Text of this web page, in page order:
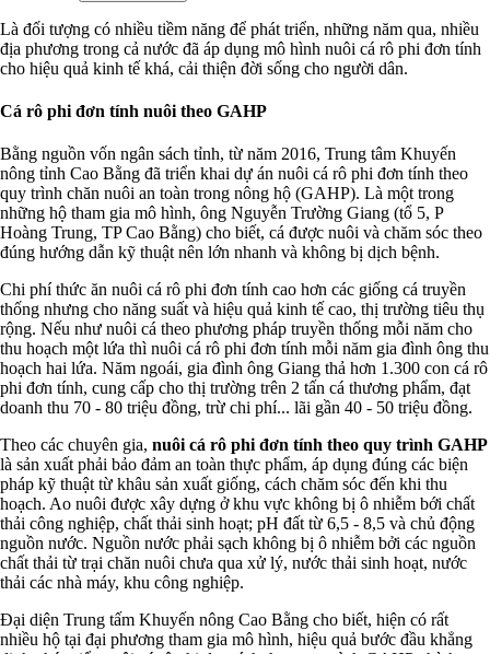
Là đối tượng có nhiều tiềm năng để phát triển, những năm qua, nhiều
địa phương trong cả nước đã áp dụng mô hình nuôi cá rô phi đơn tính
cho hiệu quả kinh tế khá, cải thiện đời sống cho người dân.
Cá rô phi đơn tính nuôi theo GAHP
Bằng nguồn vốn ngân sách tỉnh, từ năm 2016, Trung tâm Khuyến
nông tỉnh Cao Bằng đã triển khai dự án nuôi cá rô phi đơn tính theo
quy trình chăn nuôi an toàn trong nông hộ (GAHP). Là một trong
những hộ tham gia mô hình, ông Nguyễn Trường Giang (tổ 5, P
Hoàng Trung, TP Cao Bằng) cho biết, cá được nuôi và chăm sóc theo
đúng hướng dẫn kỹ thuật nên lớn nhanh và không bị dịch bệnh.
Chi phí thức ăn nuôi cá rô phi đơn tính cao hơn các giống cá truyền
thống nhưng cho năng suất và hiệu quả kinh tế cao, thị trường tiêu thụ
rộng. Nếu như nuôi cá theo phương pháp truyền thống mỗi năm cho
thu hoạch một lứa thì nuôi cá rô phi đơn tính mỗi năm gia đình ông thu
hoạch hai lứa. Năm ngoái, gia đình ông Giang thả hơn 1.300 con cá rô
phi đơn tính, cung cấp cho thị trường trên 2 tấn cá thương phẩm, đạt
doanh thu 70 - 80 triệu đồng, trừ chi phí... lãi gần 40 - 50 triệu đồng.
Theo các chuyên gia, nuôi cá rô phi đơn tính theo quy trình GAHP
là sản xuất phải bảo đảm an toàn thực phẩm, áp dụng đúng các biện
pháp kỹ thuật từ khâu sản xuất giống, cách chăm sóc đến khi thu
hoạch. Ao nuôi được xây dựng ở khu vực không bị ô nhiễm bới chất
thải công nghiệp, chất thải sinh hoạt; pH đất từ 6,5 - 8,5 và chủ động
nguồn nước. Nguồn nước phải sạch không bị ô nhiễm bởi các nguồn
chất thải từ trại chăn nuôi chưa qua xử lý, nước thải sinh hoạt, nước
thải các nhà máy, khu công nghiệp.
Đại diện Trung tấm Khuyến nông Cao Bằng cho biết, hiện có rất
nhiều hộ tại đại phương tham gia mô hình, hiệu quả bước đầu khẳng